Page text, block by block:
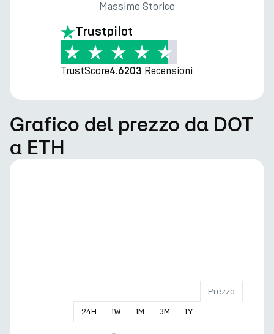
Massimo Storico
Trustpilot
TrustScore4.6203 Recensioni
Grafico del prezzo da DOT
a ETH
24H 1W 1M 3M 1Y
Prezzo